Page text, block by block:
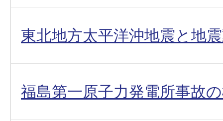
東北地方太平洋沖地震と地
福島第一原子力発電所事故